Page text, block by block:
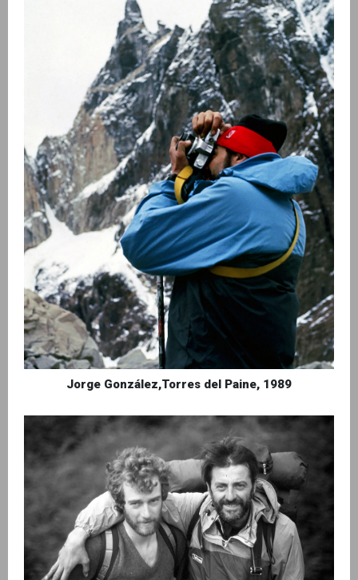
Jorge González,Torres del Paine, 1989